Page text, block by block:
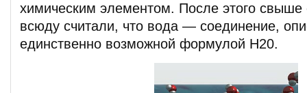
химическим элементом. После этого свыше
всюду считали, что вода — соединение,
единственно возможной формулой Н20.